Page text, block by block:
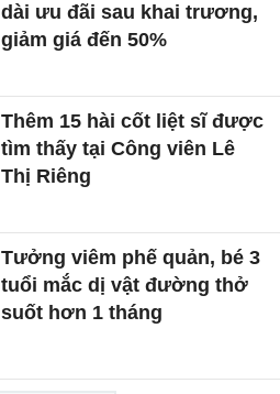
dài ưu đãi sau khai trương,
giảm giá đến 50%
Thêm 15 hài cốt liệt sĩ được
tìm thấy tại Công viên Lê
Thị Riêng
Tưởng viêm phế quản, bé 3
tuổi mắc dị vật đường thở
suốt hơn 1 tháng